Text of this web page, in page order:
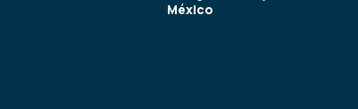
México